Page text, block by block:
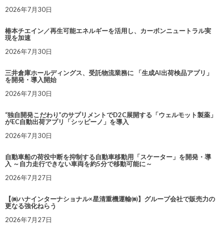
2026年7月30日
椿本チエイン／再生可能エネルギーを活用し、カーボンニュートラル実
現を加速
2026年7月30日
三井倉庫ホールディングス、受託物流業務に 「生成AI出荷検品アプリ」
を開発・導入開始
2026年7月30日
“独自開発こだわり”のサプリメントでD2C展開する「ウェルモット製薬」
がEC自動出荷アプリ「シッピーノ」を導入
2026年7月30日
自動車船の荷役中断を抑制する自動車移動用「スケーター」を開発・導
入 ～自力走行できない車両を約5分で移動可能に～
2026年7月27日
【㈱ハナインターナショナル×星清重機運輸㈱】グループ会社で販売力の
更なる強化ねらう
2026年7月27日